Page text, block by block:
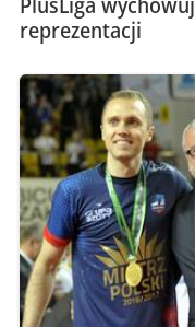
reprezentacji